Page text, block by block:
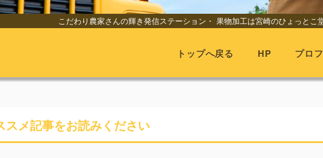
こだわり農家さんの輝き発信ステーション・ 果物加工は宮崎のひょっとこ
トップへ戻る HP プロ
スメ記事をお読みください